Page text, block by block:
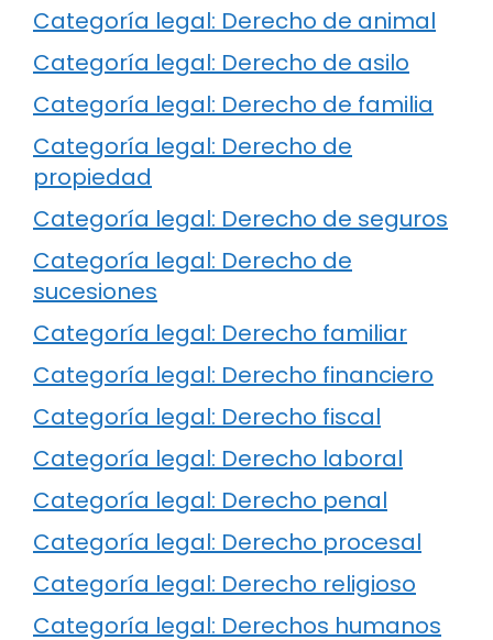
Categoría legal: Derecho de animal
Categoría legal: Derecho de asilo
Categoría legal: Derecho de familia
Categoría legal: Derecho de
propiedad
Categoría legal: Derecho de seguros
Categoría legal: Derecho de
sucesiones
Categoría legal: Derecho familiar
Categoría legal: Derecho financiero
Categoría legal: Derecho fiscal
Categoría legal: Derecho laboral
Categoría legal: Derecho penal
Categoría legal: Derecho procesal
Categoría legal: Derecho religioso
Categoría legal: Derechos humanos